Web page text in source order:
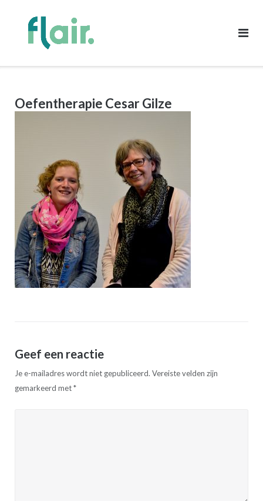
Oefentherapie Cesar Gilze
Geef een reactie
Je e-mailadres wordt niet gepubliceerd. Vereiste velden zijn
gemarkeerd met*